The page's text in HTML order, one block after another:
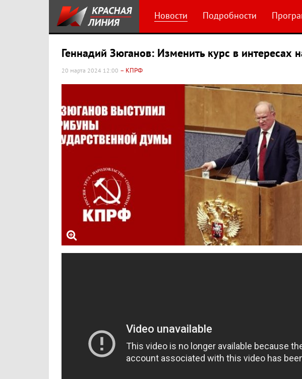
Новости Подробности
Геннадий Зюганов: Изменить курс в интересах
20 марта 2024 12:00 – КПРФ